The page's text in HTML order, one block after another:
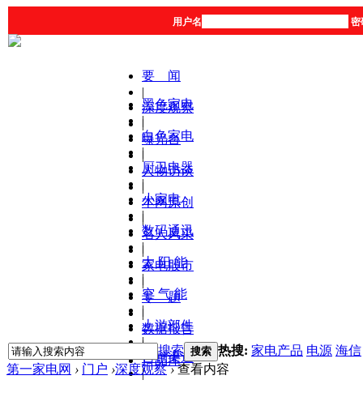
用户名 密
要 闻
|
深度观察
|
曝光台
|
人物访谈
|
本网原创
|
名人风采
|
家电股市
|
专 题
|
数据报告
|
产品库
黑色家电
|
白色家电
|
厨卫电器
|
小家电
|
数码通讯
|
太 阳 能
|
空 气 能
|
上游部件
|
营销渠道
|
搜索 搜索 热搜: 家电产品 电源 海信
第一家电网 › 门户 ›深度观察 ›查看内容